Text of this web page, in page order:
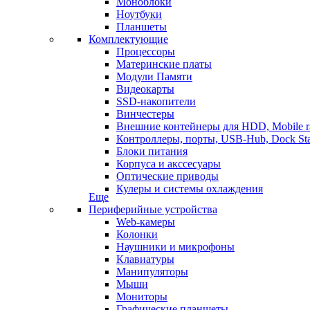
Ноутбуки
Планшеты
Комплектующие
Процессоры
Материнские платы
Модули Памяти
Видеокарты
SSD-накопители
Винчестеры
Внешние контейнеры для HDD, Mobile
Контроллеры, порты, USB-Hub, Dock
Блоки питания
Корпуса и акссесуары
Оптические приводы
Кулеры и системы охлаждения
Еще
Периферийные устройства
Web-камеры
Колонки
Наушники и микрофоны
Клавиатуры
Манипуляторы
Мыши
Мониторы